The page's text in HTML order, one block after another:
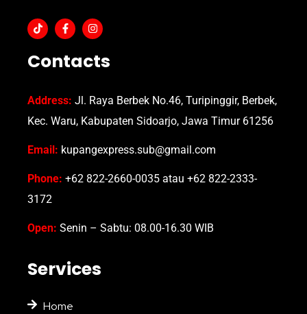
Contacts
Address: Jl. Raya Berbek No.46, Turipinggir, Berbek,
Kec. Waru, Kabupaten Sidoarjo, Jawa Timur 61256
Email: kupangexpress.sub@gmail.com
Phone: +62 822-2660-0035 atau +62 822-2333-
3172
Open: Senin – Sabtu: 08.00-16.30 WIB
Services
Home